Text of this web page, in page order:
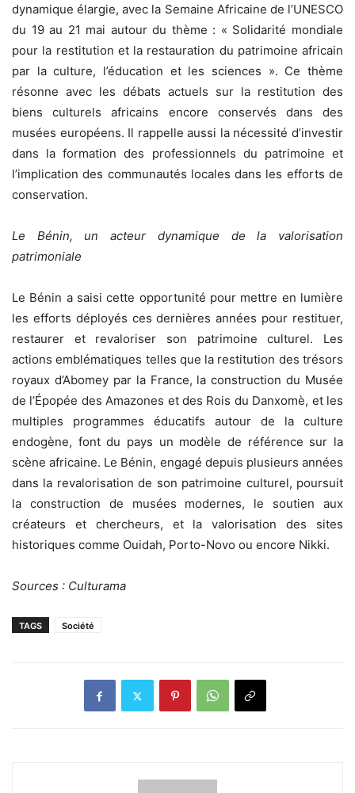
dynamique élargie, avec la Semaine Africaine de l’UNESCO
du 19 au 21 mai autour du thème : « Solidarité mondiale
pour la restitution et la restauration du patrimoine africain
par la culture, l’éducation et les sciences ». Ce thème
résonne avec les débats actuels sur la restitution des
biens culturels africains encore conservés dans des
musées européens. Il rappelle aussi la nécessité d’investir
dans la formation des professionnels du patrimoine et
l’implication des communautés locales dans les efforts de
conservation.
Le Bénin, un acteur dynamique de la valorisation
patrimoniale
Le Bénin a saisi cette opportunité pour mettre en lumière
les efforts déployés ces dernières années pour restituer,
restaurer et revaloriser son patrimoine culturel. Les
actions emblématiques telles que la restitution des trésors
royaux d’Abomey par la France, la construction du Musée
de l’Épopée des Amazones et des Rois du Danxomè, et les
multiples programmes éducatifs autour de la culture
endogène, font du pays un modèle de référence sur la
scène africaine. Le Bénin, engagé depuis plusieurs années
dans la revalorisation de son patrimoine culturel, poursuit
la construction de musées modernes, le soutien aux
créateurs et chercheurs, et la valorisation des sites
historiques comme Ouidah, Porto-Novo ou encore Nikki.
Sources : Culturama
TAGS Société